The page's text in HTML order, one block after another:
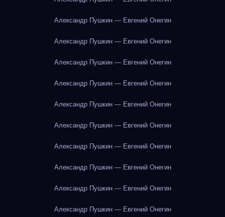
Александр Пушкин — Евгений Онегин
Александр Пушкин — Евгений Онегин
Александр Пушкин — Евгений Онегин
Александр Пушкин — Евгений Онегин
Александр Пушкин — Евгений Онегин
Александр Пушкин — Евгений Онегин
Александр Пушкин — Евгений Онегин
Александр Пушкин — Евгений Онегин
Александр Пушкин — Евгений Онегин
Александр Пушкин — Евгений Онегин